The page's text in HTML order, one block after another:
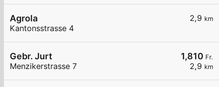
2,9 km
Agrola
Kantonsstrasse 4
1,810 Fr.
2,9 km
Gebr. Jurt
Menzikerstrasse 7